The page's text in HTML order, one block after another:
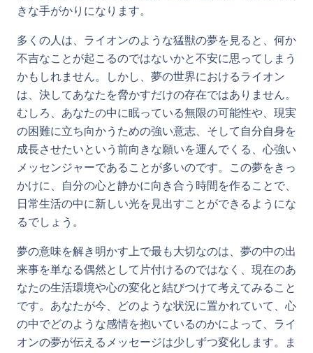
きな手がかりになります。
多くの人は、ライオンのような猛獣の夢を見ると、何か
不吉なことが起こるのではないかと不安に思ってしまう
かもしれません。しかし、夢の世界におけるライオン
は、決してあなたを脅かすだけの存在ではありません。
むしろ、あなたの中に眠っている無限の可能性や、現実
の困難に立ち向かうための強い意志、そして自分自身を
成長させたいという前向きな願いを運んでくる、心強い
メッセンジャーであることが多いのです。この夢をきっ
かけに、自分の心と静かに向き合う時間を作ることで、
日常生活の中に新しい光を見出すことができるようにな
るでしょう。
夢の意味を解き明かす上で最も大切なのは、夢の中の出
来事を単なる偶然として片付けるのではなく、現在のあ
なたの生活環境や心の変化と結びつけて考えてみること
です。あなたが今、どのような状況に置かれていて、心
の中でどのような感情を抱いているのかによって、ライ
オンの夢が伝えるメッセージは少しずつ変化します。ま